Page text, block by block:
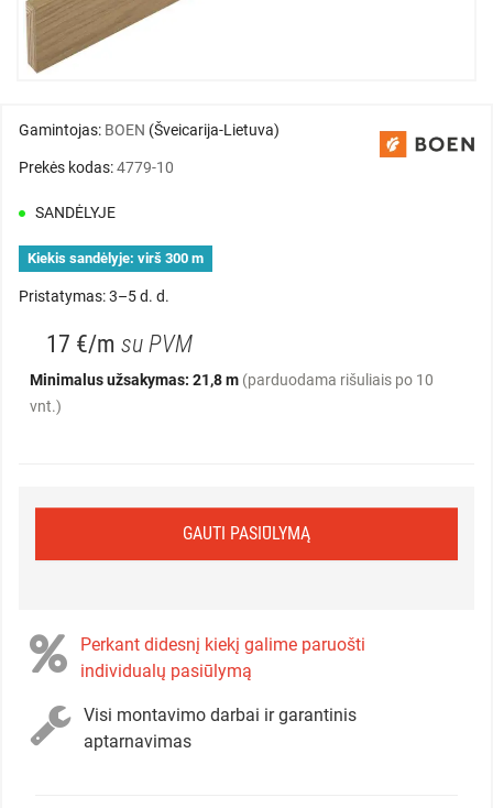
Gamintojas: BOEN (Šveicarija-Lietuva)
Prekės kodas:4779-10
SANDĖLYJE
Kiekis sandėlyje: virš 300 m
Pristatymas: 3–5 d. d.
17 €/m su PVM
Minimalus užsakymas: 21,8 m (parduodama rišuliais po 10
vnt.)
GAUTI PASIŪLYMĄ
Perkant didesnį kiekį galime paruošti
individualų pasiūlymą
Visi montavimo darbai ir garantinis
aptarnavimas